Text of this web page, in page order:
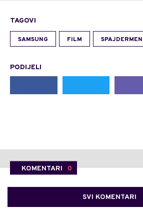
TAGOVI
SAMSUNG FILM SPAJDERMEN
PODIJELI
KOMENTARI 0
SVI KOMENTARI